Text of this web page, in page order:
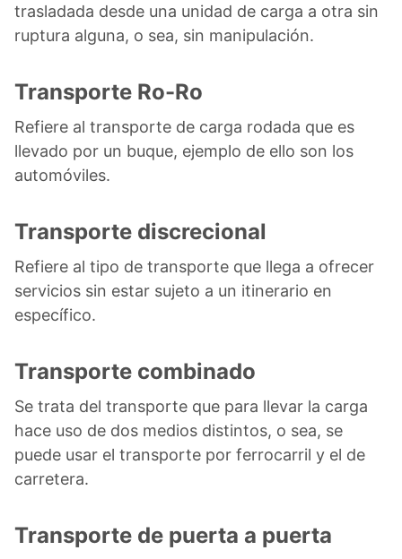
trasladada desde una unidad de carga a otra sin
ruptura alguna, o sea, sin manipulación.
Transporte Ro-Ro
Refiere al transporte de carga rodada que es
llevado por un buque, ejemplo de ello son los
automóviles.
Transporte discrecional
Refiere al tipo de transporte que llega a ofrecer
servicios sin estar sujeto a un itinerario en
específico.
Transporte combinado
Se trata del transporte que para llevar la carga
hace uso de dos medios distintos, o sea, se
puede usar el transporte por ferrocarril y el de
carretera.
Transporte de puerta a puerta